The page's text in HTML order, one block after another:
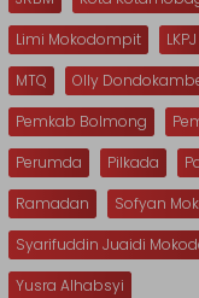
Limi Mokodompit
LKPJ
MTQ
Olly
Pemkab Bolmong
Perumda
Pilkada
Ramadan
Sofyan
Syarifuddin Juaidi
Yusra Alhabsyi